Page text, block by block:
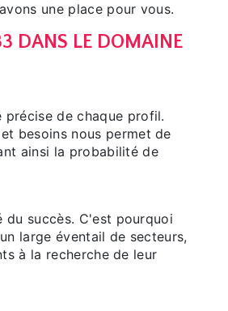
une place pour vous.
DANS LE DOMAINE
précise de chaque profil.
besoins nous permet de
ainsi la probabilité de
du succès. C'est pourquoi
large éventail de secteurs,
à la recherche de leur